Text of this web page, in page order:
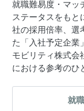
就職難易度・マッ
ステータスをもと
社の採用倍率、選
た「入社予定企業
モビリティ株式会
における参考のひ
就